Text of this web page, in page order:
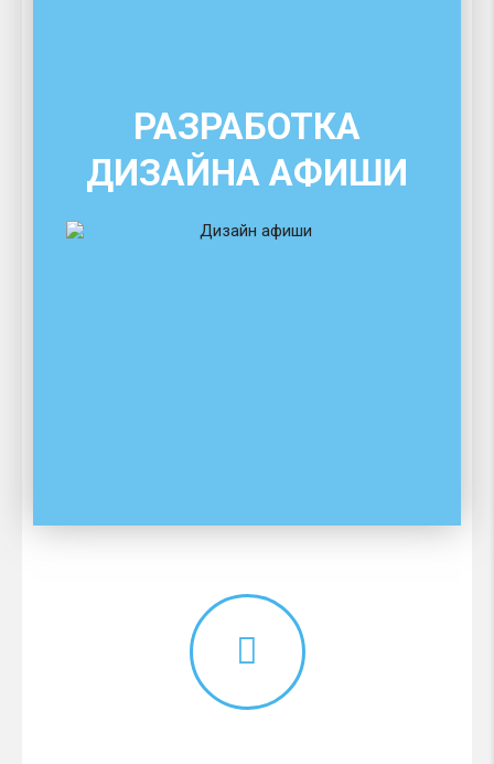
РАЗРАБОТКА
ДИЗАЙНА АФИШИ